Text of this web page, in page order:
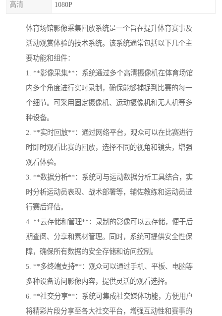
高清 1080P
体育场馆影像采集回放系统是一个旨在提升体育赛事及
活动观赏体验的技术系统。该系统通常包括以下几个主
要功能和组件：
1. **影像采集**：系统通过多个高清摄像机在体育场馆
内多个角度进行实时录制，确保能够捕捉到比赛的每一
个细节。可采用固定摄像机、运动摄像机和无人机等多
种设备。
2. **实时回放**：通过网络平台，观众可以在比赛进行
时即时观看比赛的回放，选择不同的视角和镜头，增强
观看体验。
3. **数据分析**：系统可与运动数据分析工具结合，实
时分析运动员表现、战术部署等，辅佐教练和运动员进
行赛后评估。
4. **云存储和管理**：录制的影像可以云存储，便于后
期查阅、分享和素材管理。同时，系统可提供安全性保
障，确保所有数据的安全存储和访问控制。
5. **多终端支持**：观众可以通过手机、平板、电脑等
多种设备访问影像内容，提供灵活的观看选择。
6. **社交分享**：系统可集成社交媒体功能，方便用户
将精彩片段分享至各大社交平台，增强互动性和赛事的